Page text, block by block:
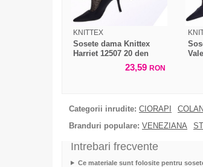
KNITTEX
Sosete dama Knittex
Harriet 12507 20 den
23,59 RON
Categorii inrudite: CIORAPI
Branduri populare: VENEZIANA
Intrebari frecvente
Ce materiale sunt folosite pentru